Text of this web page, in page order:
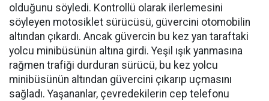
olduğunu söyledi. Kontrollü olarak ilerlemesini
söyleyen motosiklet sürücüsü, güvercini otomobilin
altından çıkardı. Ancak güvercin bu kez yan taraftaki
yolcu minibüsünün altına girdi. Yeşil ışık yanmasına
rağmen trafiği durduran sürücü, bu kez yolcu
minibüsünün altından güvercini çıkarıp uçmasını
sağladı. Yaşananlar, çevredekilerin cep telefonu